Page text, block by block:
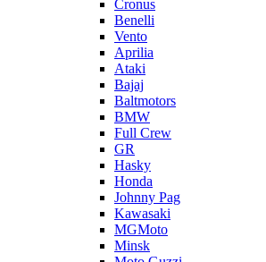
Cronus
Benelli
Vento
Aprilia
Ataki
Bajaj
Baltmotors
BMW
Full Crew
GR
Hasky
Honda
Johnny Pag
Kawasaki
MGMoto
Minsk